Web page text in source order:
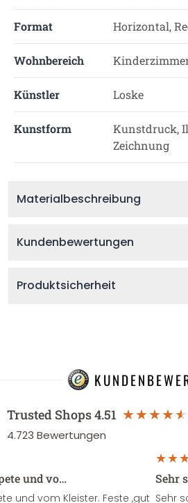
Format Horizontal,
Wohnbereich
Künstler Loske
Kunstform
Kunstdruck,
Zeichnung
Materialbeschreibung
Kundenbewertungen
Produktsicherheit
Trusted Shops4.51
4.723 Bewertungen
und vo…
und vom Kleister. Feste ,gut
Sehr
Sehr